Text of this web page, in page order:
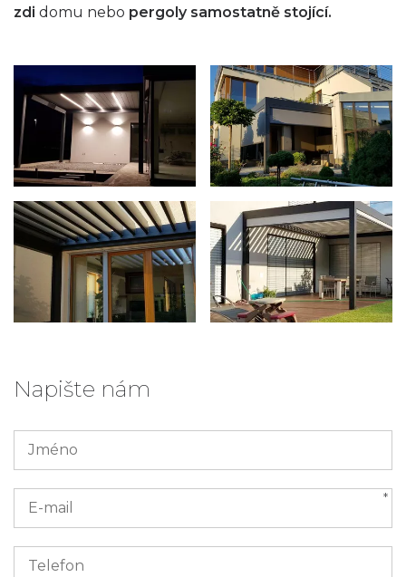
zdi domu nebo pergoly samostatně stojící.
Napište nám